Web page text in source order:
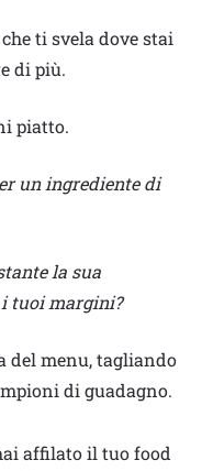
ti svela dove stai
di più.
piatto.
un ingrediente di
la sua
tuoi margini?
del menu, tagliando
di guadagno.
affilato il tuo food